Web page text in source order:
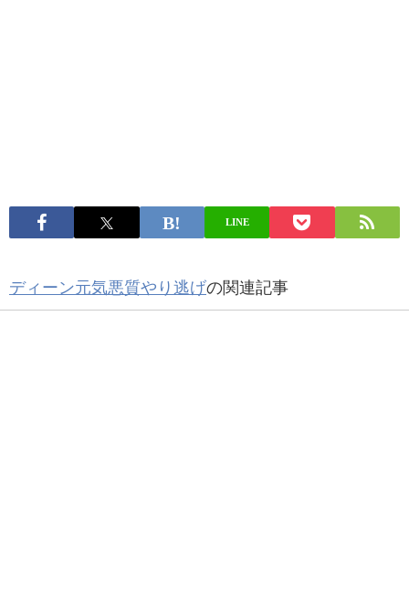
LINE
ディーン元気悪質やり逃げの関連記事